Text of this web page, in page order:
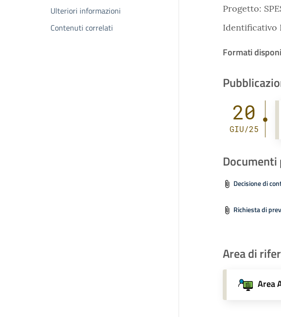
Ulteriori informazioni
Contenuti correlati
Progetto:
Identificativo
Formati
20
GIU/25
Decisione di
Richiesta di
Area di
Area